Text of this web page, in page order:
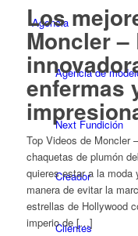
Agencia
Agencia de
Next Fundición
Creador
Clientes
Los
Moncler
enfermas
Top Videos de Moncler
chaquetas de plumón
quieres estar a la moda
manera de evitar la
estrellas de Hollywood
imperio de […]